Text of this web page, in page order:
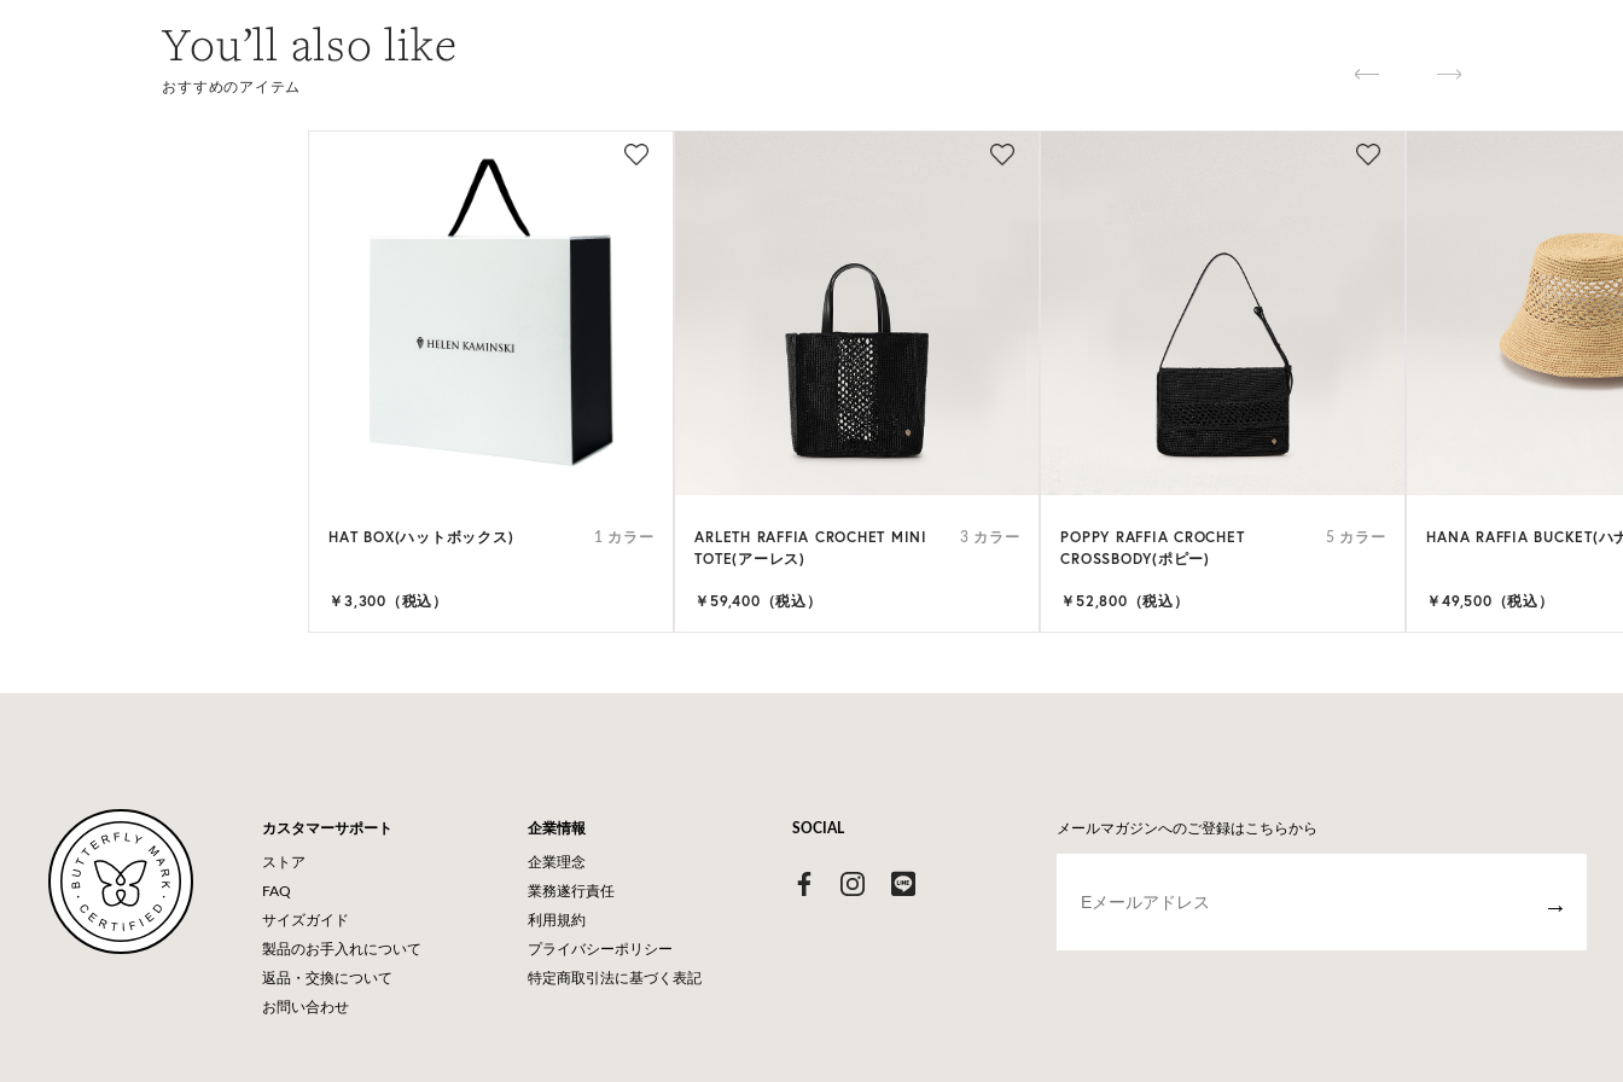
You’ll also like
おすすめのアイテム
HAT BOX(ハットボックス) 1 カラー
￥3,300（税込）
ARLETH RAFFIA CROCHET MINI
TOTE(アーレス)
3 カラー
￥59,400（税込）
POPPY RAFFIA CROCHET
CROSSBODY(ポピー)
5 カラー
￥52,800（税込）
HANA RAFFIA BUCKET(ハ
￥49,500（税込）
メールマガジンへのご登録はこちらから
→
カスタマーサポート
ストア
FAQ
サイズガイド
製品のお手入れについて
返品・交換について
お問い合わせ
企業情報
企業理念
業務遂行責任
利用規約
プライバシーポリシー
特定商取引法に基づく表記
SOCIAL